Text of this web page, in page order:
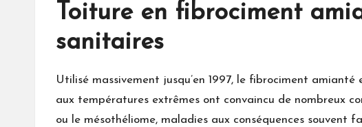
Toiture en fibrociment
sanitaires
Utilisé massivement jusqu’en 1997, le fibrociment
aux températures extrêmes ont convaincu de nombreux
ou le mésothéliome, maladies aux conséquences